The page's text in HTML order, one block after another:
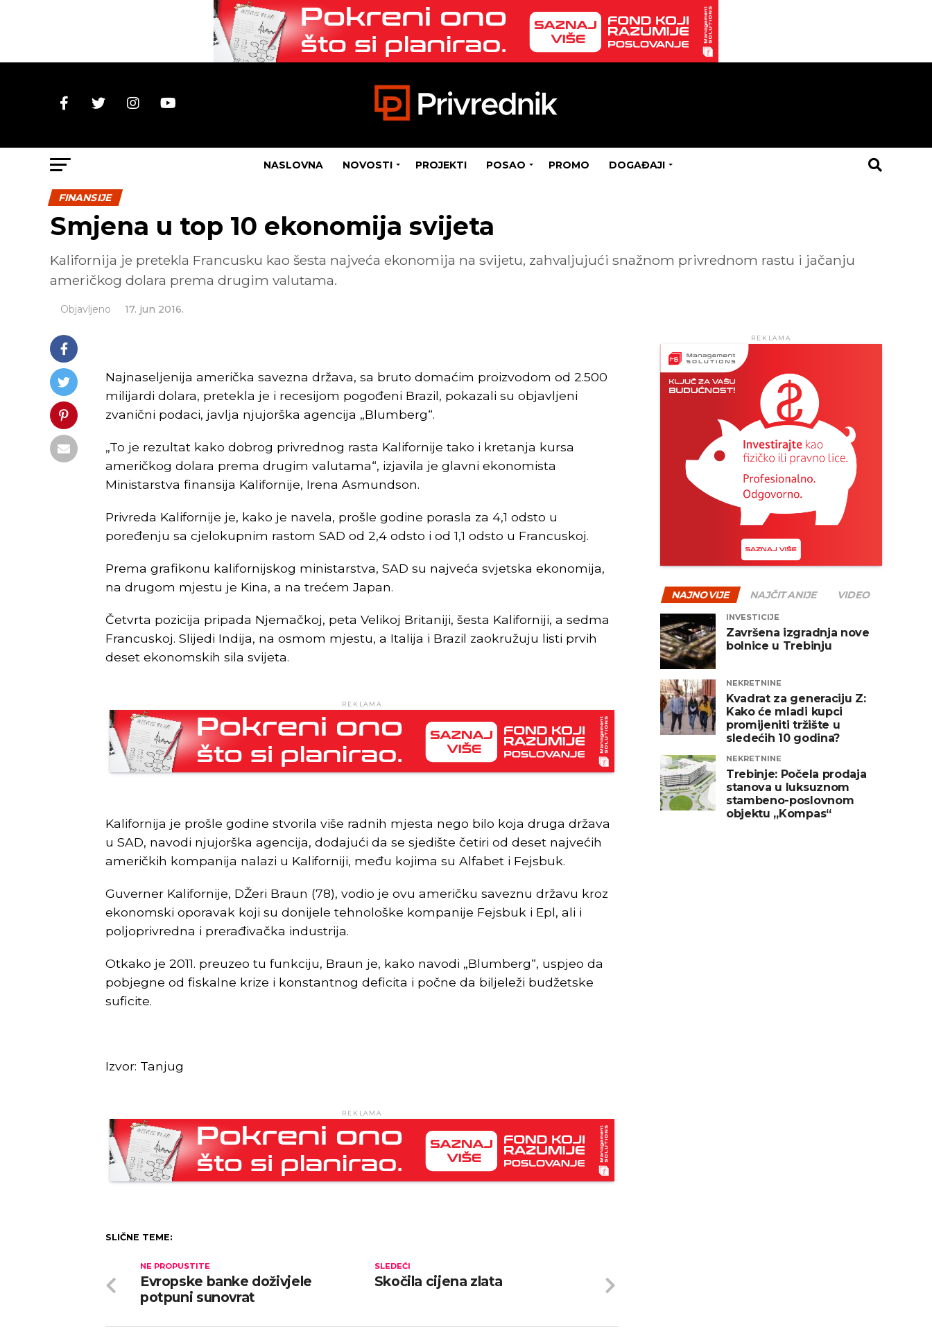
NASLOVNA NOVOSTI PROJEKTI POSAO PROMO DOGAĐAJI
FINANSIJE
Smjena u top 10 ekonomija svijeta
Kalifornija je pretekla Francusku kao šesta najveća ekonomija na svijetu, zahvaljujući snažnom privrednom rastu i jačanju
američkog dolara prema drugim valutama.
Objavljeno 17. jun 2016.
Najnaseljenija američka savezna država, sa bruto domaćim proizvodom od 2.500
milijardi dolara, pretekla je i recesijom pogođeni Brazil, pokazali su objavljeni
zvanični podaci, javlja njujorška agencija „Blumberg“.
„To je rezultat kako dobrog privrednog rasta Kalifornije tako i kretanja kursa
američkog dolara prema drugim valutama“, izjavila je glavni ekonomista
Ministarstva finansija Kalifornije, Irena Asmundson.
Privreda Kalifornije je, kako je navela, prošle godine porasla za 4,1 odsto u
poređenju sa cjelokupnim rastom SAD od 2,4 odsto i od 1,1 odsto u Francuskoj.
Prema grafikonu kalifornijskog ministarstva, SAD su najveća svjetska ekonomija,
na drugom mjestu je Kina, a na trećem Japan.
Četvrta pozicija pripada Njemačkoj, peta Velikoj Britaniji, šesta Kaliforniji, a sedma
Francuskoj. Slijedi Indija, na osmom mjestu, a Italija i Brazil zaokružuju listi prvih
deset ekonomskih sila svijeta.
REKLAMA
Kalifornija je prošle godine stvorila više radnih mjesta nego bilo koja druga država
u SAD, navodi njujorška agencija, dodajući da se sjedište četiri od deset najvećih
američkih kompanija nalazi u Kaliforniji, među kojima su Alfabet i Fejsbuk.
Guverner Kalifornije, DŽeri Braun (78), vodio je ovu američku saveznu državu kroz
ekonomski oporavak koji su donijele tehnološke kompanije Fejsbuk i Epl, ali i
poljoprivredna i prerađivačka industrija.
Otkako je 2011. preuzeo tu funkciju, Braun je, kako navodi „Blumberg“, uspjeo da
pobjegne od fiskalne krize i konstantnog deficita i počne da biljeleži budžetske
suficite.
Izvor: Tanjug
REKLAMA
SLIČNE TEME:
SLEDEĆI
Skočila cijena zlata
NE PROPUSTITE
Evropske banke doživjele
potpuni sunovrat
REKLAMA
NAJNOVIJE NAJČITANIJE VIDEO
INVESTICIJE
Završena izgradnja nove
bolnice u Trebinju
NEKRETNINE
Kvadrat za generaciju Z:
Kako će mladi kupci
promijeniti tržište u
sledećih 10 godina?
NEKRETNINE
Trebinje: Počela prodaja
stanova u luksuznom
stambeno-poslovnom
objektu „Kompas“